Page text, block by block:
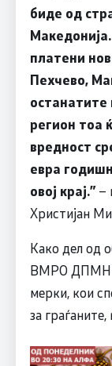
биде од
платени
Пехчево,
останатите
регион тоа
вредност
евра
овој крај.”–
Христијан
Како дел од
ВМРО ДПМНЕ
мерки, кои
за